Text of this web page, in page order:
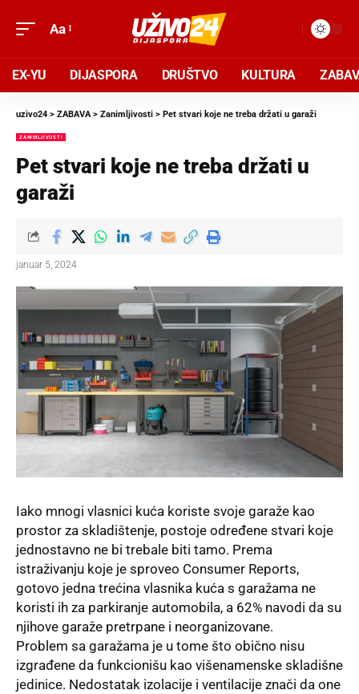
Aa
EX-YU DIJASPORA DRUŠTVO KULTURA
uzivo24 > ZABAVA> Zanimljivosti > Pet stvari koje ne treba držati u garaži
ZANIMLJIVOSTI
Pet stvari koje ne treba držati u
garaži
januar 5, 2024
Iako mnogi vlasnici kuća koriste svoje garaže kao
prostor za skladištenje, postoje određene stvari koje
jednostavno ne bi trebale biti tamo. Prema
istraživanju koje je sproveo Consumer Reports,
gotovo jedna trećina vlasnika kuća s garažama ne
koristi ih za parkiranje automobila, a 62% navodi da su
njihove garaže pretrpane i neorganizovane.
Problem sa garažama je u tome što obično nisu
izgrađene da funkcionišu kao višenamenske skladišne
jedinice. Nedostatak izolacije i ventilacije znači da one